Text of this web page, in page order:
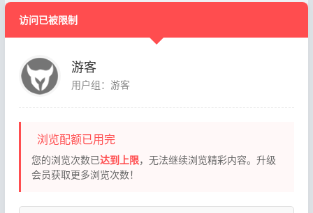
访问已被限制
游客
用户组：游客
浏览配额已用完
您的浏览次数已达到上限，无法继续浏览精彩内容。升级
会员获取更多浏览次数！